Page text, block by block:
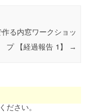
作る内窓ワークショッ
プ 【経過報告 1】
→
ださい。